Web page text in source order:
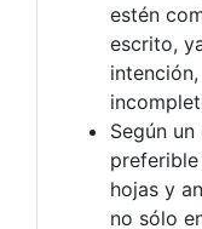
estén
escrito,
Según
hojas y
no sólo